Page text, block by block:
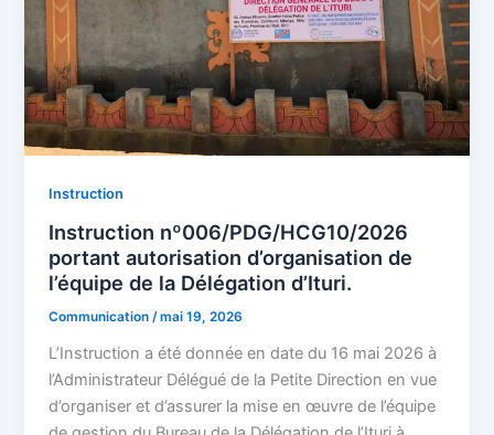
Instruction
Instruction nº006/PDG/HCG10/2026
portant autorisation d’organisation de
l’équipe de la Délégation d’Ituri.
Communication/mai 19, 2026
L’Instruction a été donnée en date du 16 mai 2026 à
l’Administrateur Délégué de la Petite Direction en vue
d’organiser et d’assurer la mise en œuvre de l’équipe